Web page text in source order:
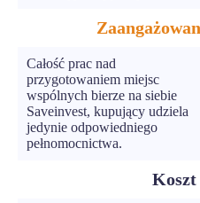
Całość prac nad
przygotowaniem miejsc
wspólnych bierze na siebie
Saveinvest, kupujący udziela
jedynie odpowiedniego
pełnomocnictwa.